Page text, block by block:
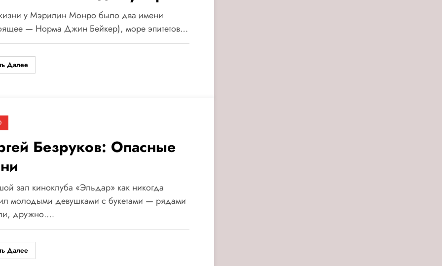
у Мэрилин Монро было два имени
— Норма Джин Бейкер), море эпитетов…
Далее
Безруков: Опасные
зал киноклуба «Эльдар» как никогда
молодыми девушками с букетами — рядами
дружно.…
Далее